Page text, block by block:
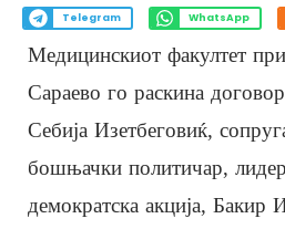
Telegram WhatsApp
Медицинскиот факултет
Сараево го раскина
Себија Изетбеговиќ,
бошњачки политичар,
демократска акција, Бакир